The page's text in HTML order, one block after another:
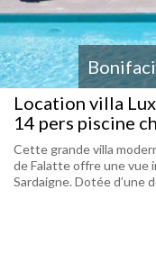
Location villa
14 pers piscine
Cette grande villa
de Falatte offre une vue
Sardaigne. Dotée d’une